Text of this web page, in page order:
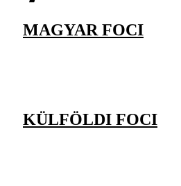
MAGYAR FOCI
KÜLFÖLDI FOCI